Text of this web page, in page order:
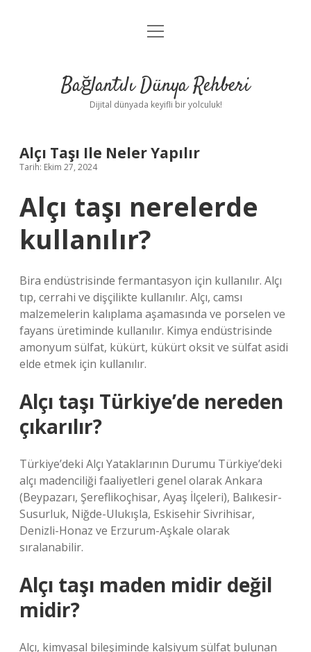
Anasayfa
Yasal Uyarı
menüyü
Bağlantılı Dünya Rehberi
Dijital dünyada keyifli bir yolculuk!
Alçı Taşı Ile Neler Yapılır
Tarih: Ekim 27, 2024
Alçı taşı nerelerde
kullanılır?
Bira endüstrisinde fermantasyon için kullanılır. Alçı
tıp, cerrahi ve dişçilikte kullanılır. Alçı, camsı
malzemelerin kalıplama aşamasında ve porselen ve
fayans üretiminde kullanılır. Kimya endüstrisinde
amonyum sülfat, kükürt, kükürt oksit ve sülfat asidi
elde etmek için kullanılır.
Alçı taşı Türkiye’de nereden
çıkarılır?
Türkiye’deki Alçı Yataklarının Durumu Türkiye’deki
alçı madenciliği faaliyetleri genel olarak Ankara
(Beypazarı, Şereflikoçhisar, Ayaş İlçeleri), Balıkesir-
Susurluk, Niğde-Ulukışla, Eskisehir Sivrihisar,
Denizli-Honaz ve Erzurum-Aşkale olarak
sıralanabilir.
Alçı taşı maden midir değil
midir?
Alçı, kimyasal bileşiminde kalsiyum sülfat bulunan